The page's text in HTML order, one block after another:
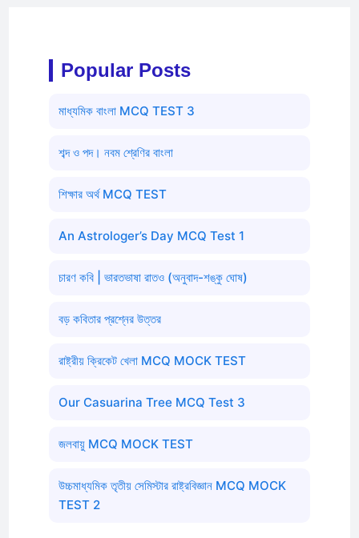
Popular Posts
মাধ্যমিক বাংলা MCQ TEST 3
শব্দ ও পদ। নবম শ্রেণির বাংলা
শিক্ষার অর্থ MCQ TEST
An Astrologer’s Day MCQ Test 1
চারণ কবি | ভারতভাষা রাতও (অনুবাদ-শঙ্কু ঘোষ)
বড় কবিতার প্রশ্নের উত্তর
রাষ্ট্রীয় ক্রিকেট খেলা MCQ MOCK TEST
Our Casuarina Tree MCQ Test 3
জলবায়ু MCQ MOCK TEST
উচ্চমাধ্যমিক তৃতীয় সেমিস্টার রাষ্ট্রবিজ্ঞান MCQ MOCK
TEST 2